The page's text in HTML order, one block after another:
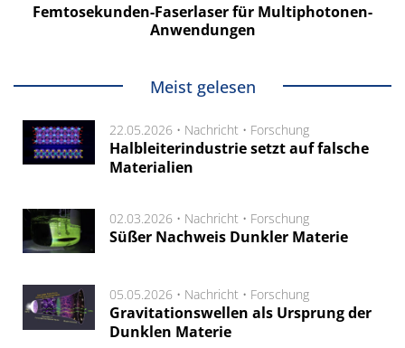
Femtosekunden-Faserlaser für Multiphotonen-
Anwendungen
Meist gelesen
22.05.2026 • Nachricht • Forschung
Halbleiterindustrie setzt auf falsche
Materialien
02.03.2026 • Nachricht • Forschung
Süßer Nachweis Dunkler Materie
05.05.2026 • Nachricht • Forschung
Gravitationswellen als Ursprung der
Dunklen Materie